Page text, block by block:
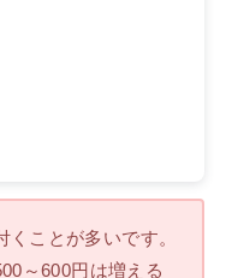
ことが多いです。
～600円は増える